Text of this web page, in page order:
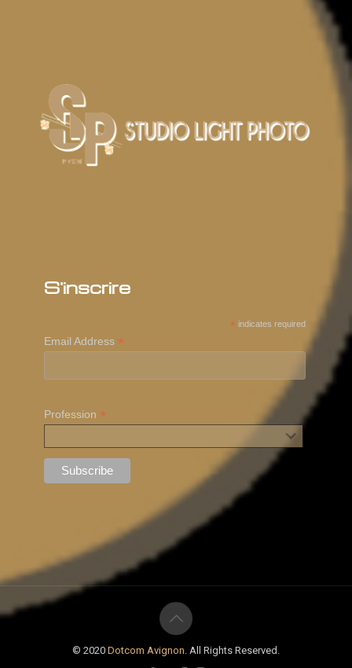
S'inscrire
* indicates required
Email Address *
Profession *
© 2020 Dotcom Avignon . All Rights Reserved.